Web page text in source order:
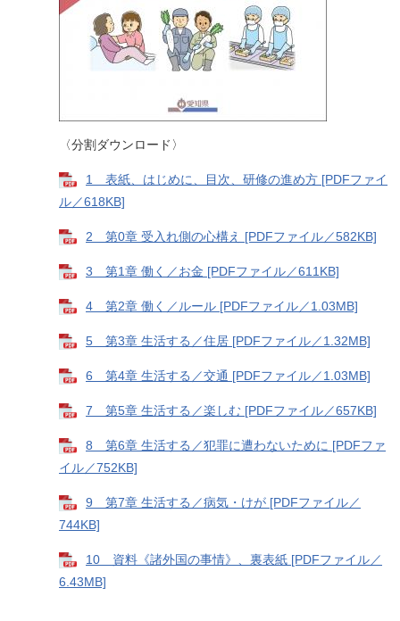
〈分割ダウンロード〉
1 表紙、はじめに、目次、研修の進め方 [PDFファイ
ル／618KB]
2 第0章 受入れ側の心構え [PDFファイル／582KB]
3 第1章 働く／お金 [PDFファイル／611KB]
4 第2章 働く／ルール [PDFファイル／1.03MB]
5 第3章 生活する／住居 [PDFファイル／1.32MB]
6 第4章 生活する／交通 [PDFファイル／1.03MB]
7 第5章 生活する／楽しむ [PDFファイル／657KB]
8 第6章 生活する／犯罪に遭わないために [PDFファ
イル／752KB]
9 第7章 生活する／病気・けが [PDFファイル／
744KB]
10 資料《諸外国の事情》、裏表紙 [PDFファイル／
6.43MB]